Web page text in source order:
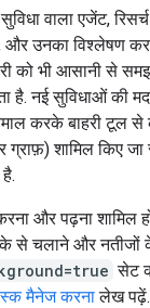
वाला एजेंट,
और उनका विश्लेषण
भी आसानी से
है. नई सुविधाओं
करके बाहरी
शामिल किए
और पढ़ना
से चलाने और नतीजों
सेट
मैनेज करनालेख पढ़ें.